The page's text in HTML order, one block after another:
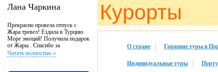
Лана Чаркина
Прекрасно провела отпуск с
Жара тревел! Ездила в Турцию.
Море эмоций! Получила подарок
от Жары . Спасибо за
великолепную организацию и
внимательность к клиентам!
Читать полностью »
Курорты
О стране Горящие туры в
Индивидуальные туры